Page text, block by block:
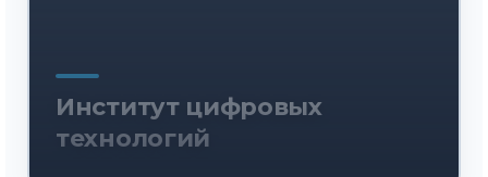
Институт цифровых
технологий